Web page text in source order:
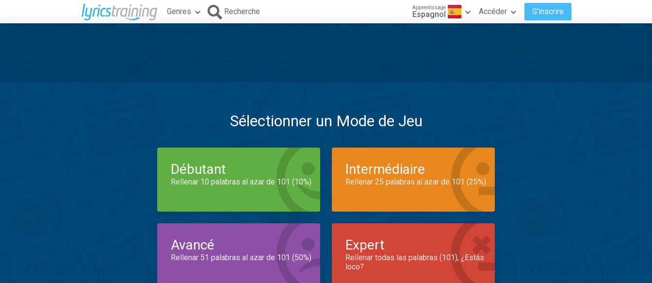
Genres Recherche Apprentissage
Espagnol Accéder S'inscrire
Sélectionner un Mode de Jeu
Débutant
Rellenar 10 palabras al azar de 101 (10%)
Intermédiaire
Rellenar 25 palabras al azar de 101 (25%)
Avancé
Rellenar 51 palabras al azar de 101 (50%)
Expert
Rellenar todas las palabras (101), ¿Estás
loco?